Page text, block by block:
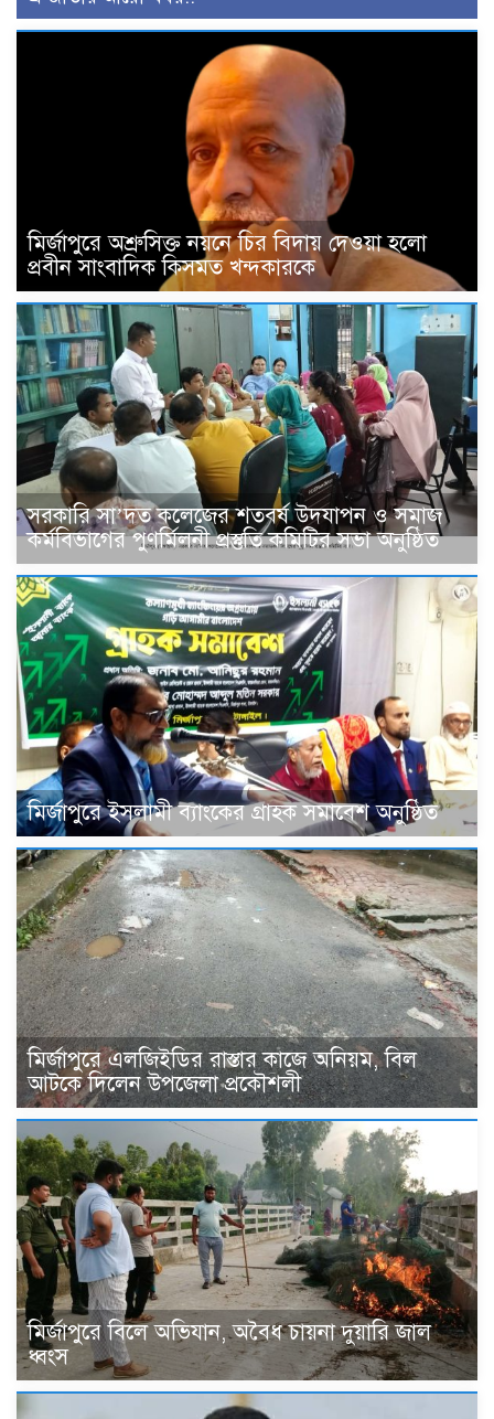
মির্জাপুরে অশ্রুসিক্ত নয়নে চির বিদায় দেওয়া হলো
প্রবীন সাংবাদিক কিসমত খন্দকারকে
সরকারি সা’দত কলেজের শতবর্ষ উদযাপন ও সমাজ
কর্মবিভাগের পুণর্মিলনী প্রস্তুতি কমিটির সভা অনুষ্ঠিত
মির্জাপুরে ইসলামী ব্যাংকের গ্রাহক সমাবেশ অনুষ্ঠিত
মির্জাপুরে এলজিইডির রাস্তার কাজে অনিয়ম, বিল
আটকে দিলেন উপজেলা প্রকৌশলী
মির্জাপুরে বিলে অভিযান, অবৈধ চায়না দুয়ারি জাল
ধ্বংস